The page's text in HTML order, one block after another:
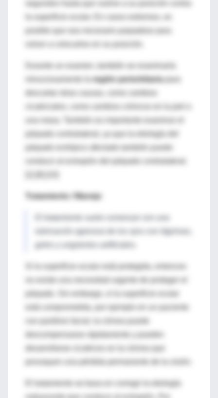
segundos hasta que vuelve a su posición contra
la superficie ocular. En casos extremos, es
región periorbitaria
una masa. También es importante examinar el
párpado contralateral, ya que la etiología del
Tratamiento / Manejo
lubricación agresiva
Si la superficie ocular está protegida, entonces
no existe una necesidad urgente de proteger el
párpado. Sin embargo, si la superficie ocular
descompensarse rápidamente y pueden
provoquen una pérdida permanente de la visión.
El tratamiento se basa en corregir la etiología